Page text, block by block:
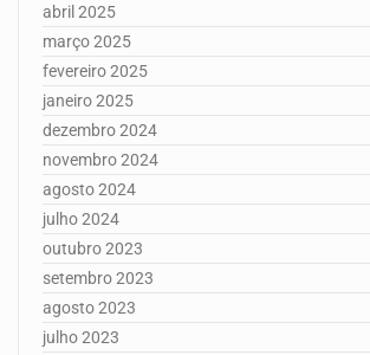
abril 2025
março 2025
fevereiro 2025
janeiro 2025
dezembro 2024
novembro 2024
agosto 2024
julho 2024
outubro 2023
setembro 2023
agosto 2023
julho 2023